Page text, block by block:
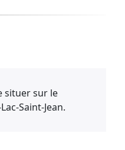
situer sur le
Saint-Jean.